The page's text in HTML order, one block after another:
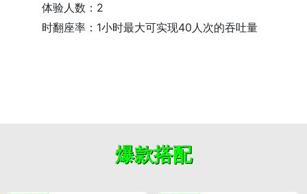
体验人数：2
时翻座率：1小时最大可实现40人次的吞吐量
爆款搭配